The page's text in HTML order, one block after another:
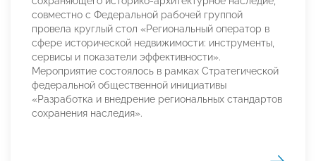
совместно с Федеральной рабочей группой
провела круглый стол «Региональный оператор в
сфере исторической недвижимости: инструменты,
сервисы и показатели эффективности».
Мероприятие состоялось в рамках Стратегической
федеральной общественной инициативы
«Разработка и внедрение региональных стандартов
сохранения наследия».